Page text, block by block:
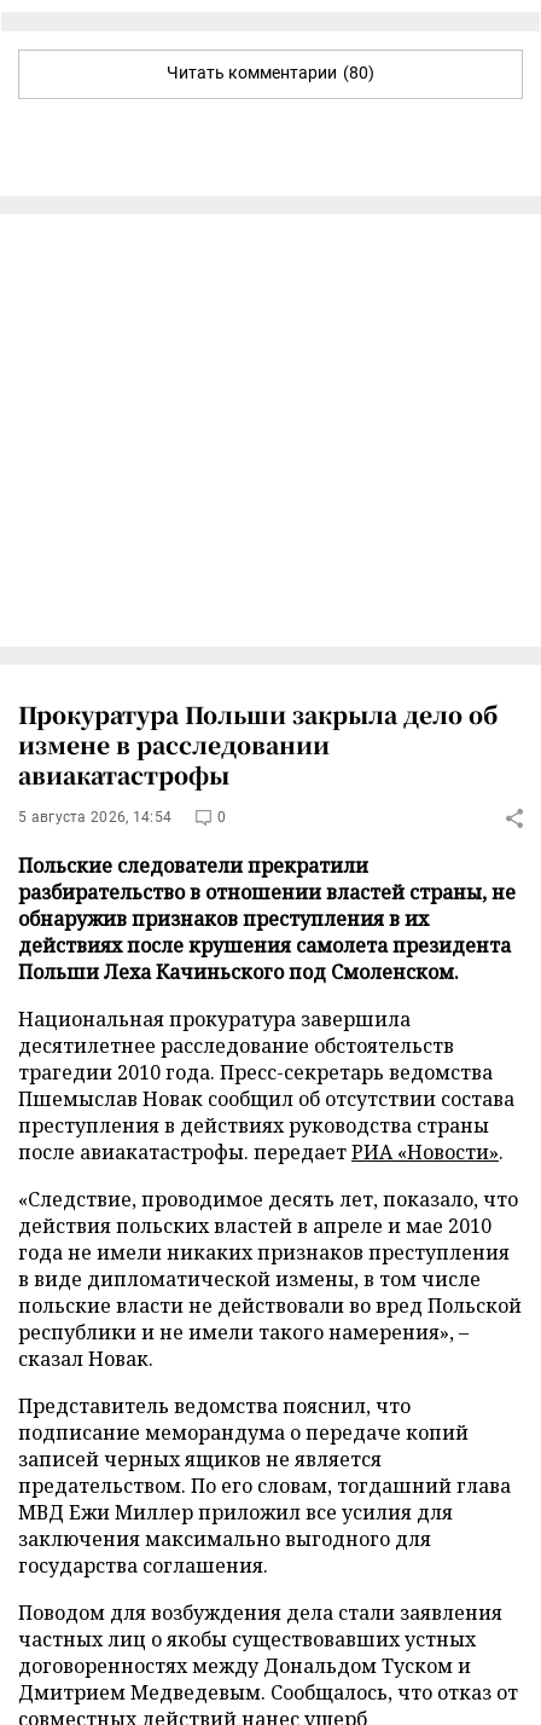
Читать комментарии (80)
Прокуратура Польши закрыла дело об
измене в расследовании
авиакатастрофы
5 августа 2026, 14:54 0
Польские следователи прекратили
разбирательство в отношении властей страны, не
обнаружив признаков преступления в их
действиях после крушения самолета президента
Польши Леха Качиньского под Смоленском.
Национальная прокуратура завершила
десятилетнее расследование обстоятельств
трагедии 2010 года. Пресс-секретарь ведомства
Пшемыслав Новак сообщил об отсутствии состава
преступления в действиях руководства страны
после авиакатастрофы. передаетРИА «Новости».
«Следствие, проводимое десять лет, показало, что
действия польских властей в апреле и мае 2010
года не имели никаких признаков преступления
в виде дипломатической измены, в том числе
польские власти не действовали во вред Польской
республики и не имели такого намерения», –
сказал Новак.
Представитель ведомства пояснил, что
подписание меморандума о передаче копий
записей черных ящиков не является
предательством. По его словам, тогдашний глава
МВД Ежи Миллер приложил все усилия для
заключения максимально выгодного для
государства соглашения.
Поводом для возбуждения дела стали заявления
частных лиц о якобы существовавших устных
договоренностях между Дональдом Туском и
Дмитрием Медведевым. Сообщалось, что отказ от
совместных действий нанес ущерб